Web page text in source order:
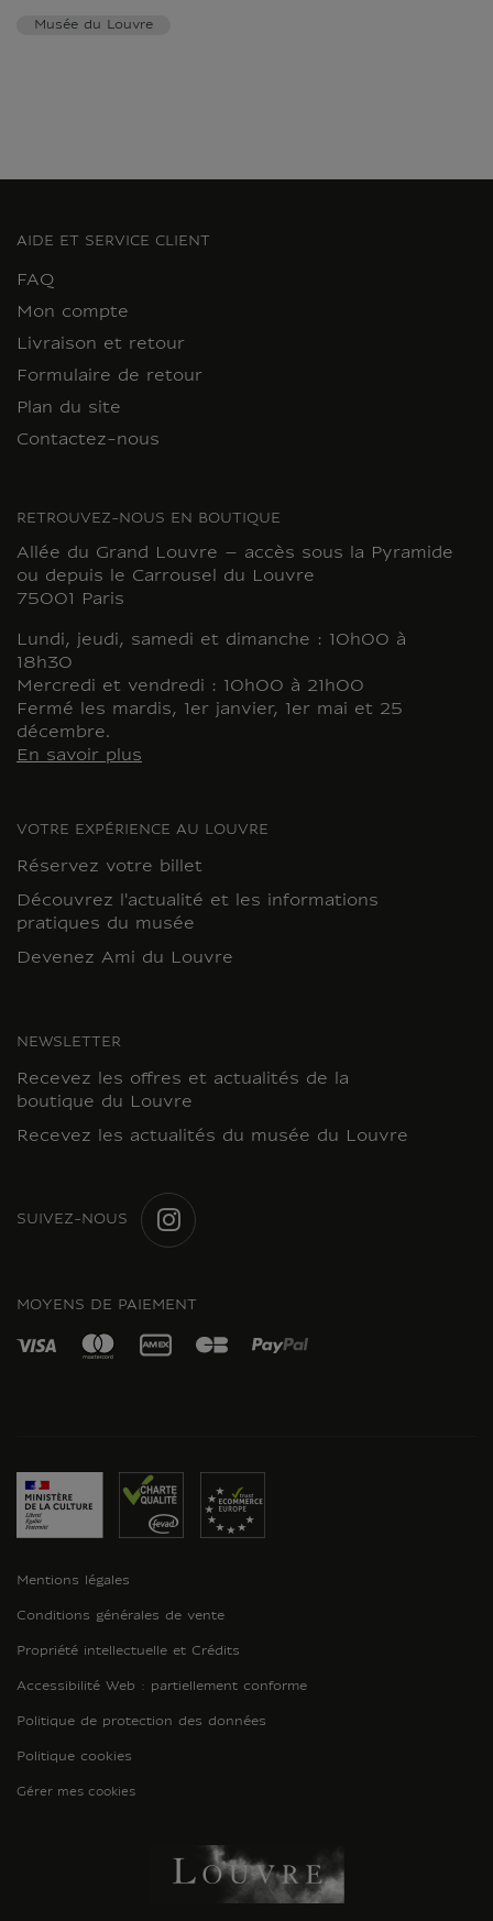
Musée du Louvre
AIDE ET SERVICE CLIENT
FAQ
Mon compte
Livraison et retour
Formulaire de retour
Plan du site
Contactez-nous
RETROUVEZ-NOUS EN BOUTIQUE
Allée du Grand Louvre – accès sous la Pyramide
ou depuis le Carrousel du Louvre
75001 Paris
Lundi, jeudi, samedi et dimanche : 10h00 à
18h30
Mercredi et vendredi : 10h00 à 21h00
Fermé les mardis, 1er janvier, 1er mai et 25
décembre.
En savoir plus
VOTRE EXPÉRIENCE AU LOUVRE
Réservez votre billet
Découvrez l'actualité et les informations
pratiques du musée
Devenez Ami du Louvre
NEWSLETTER
Recevez les offres et actualités de la
boutique du Louvre
Recevez les actualités du musée du Louvre
SUIVEZ-NOUS
MOYENS DE PAIEMENT
Mentions légales
Conditions générales de vente
Propriété intellectuelle et Crédits
Accessibilité Web : partiellement conforme
Politique de protection des données
Politique cookies
Gérer mes cookies